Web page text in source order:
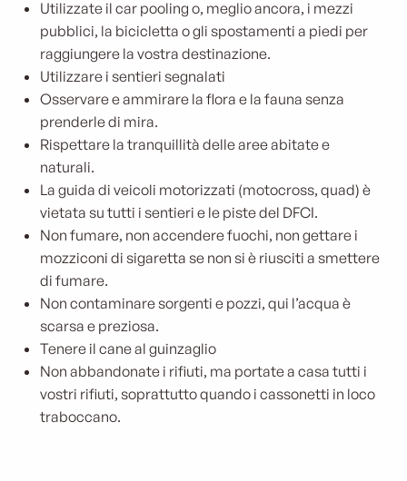
Utilizzate il car pooling o, meglio ancora, i mezzi
pubblici, la bicicletta o gli spostamenti a piedi per
raggiungere la vostra destinazione.
Utilizzare i sentieri segnalati
Osservare e ammirare la flora e la fauna senza
prenderle di mira.
Rispettare la tranquillità delle aree abitate e
naturali.
La guida di veicoli motorizzati (motocross, quad) è
vietata su tutti i sentieri e le piste del DFCI.
Non fumare, non accendere fuochi, non gettare i
mozziconi di sigaretta se non si è riusciti a smettere
di fumare.
Non contaminare sorgenti e pozzi, qui l’acqua è
scarsa e preziosa.
Tenere il cane al guinzaglio
Non abbandonate i rifiuti, ma portate a casa tutti i
vostri rifiuti, soprattutto quando i cassonetti in loco
traboccano.